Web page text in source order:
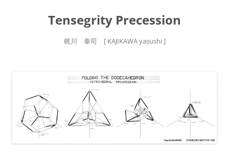
Tensegrity Precession
梶川 泰司 [ KAJIKAWA yasushi ]
テ
ン
プ